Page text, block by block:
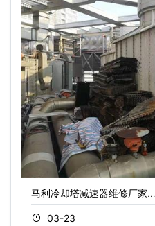
马利冷却塔减速器维修厂家…
03-23